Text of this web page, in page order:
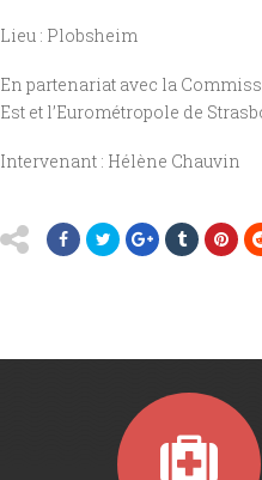
Lieu : Plobsheim
En partenariat avec la
Est et l’Eurométropole de
Intervenant : Hélène Chauvin